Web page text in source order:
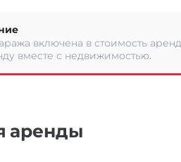
включена в стоимость
вместе с недвижимостью.
аренды